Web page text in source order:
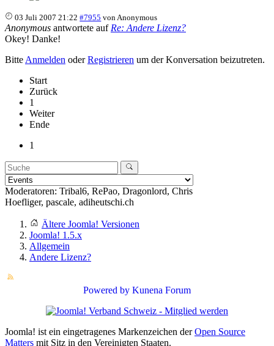
03 Juli 2007 21:22 #7955 von Anonymous
Anonymous antwortete auf Re: Andere Lizenz?
Okey! Danke!
Bitte Anmelden oderRegistrieren um der Konversation beizutreten.
Start
Zurück
1
Weiter
Ende
1
Moderatoren: Tribal6, RePao, Dragonlord, Chris
Hoefliger, pascale, adiheutschi.ch
Ältere Joomla! Versionen
Joomla! 1.5.x
Allgemein
Andere Lizenz?
Powered by Kunena Forum
Joomla! ist ein eingetragenes Markenzeichen derOpen Source
Matters mit Sitz in den Vereinigten Staaten.